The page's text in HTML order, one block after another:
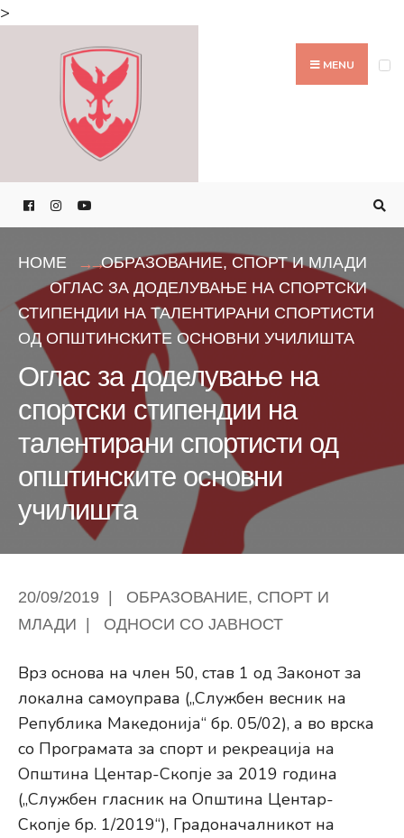
>
MENU
HOME ОБРАЗОВАНИЕ, СПОРТ И МЛАДИ
ОГЛАС ЗА ДОДЕЛУВАЊЕ НА СПОРТСКИ
СТИПЕНДИИ НА ТАЛЕНТИРАНИ СПОРТИСТИ
ОД ОПШТИНСКИТЕ ОСНОВНИ УЧИЛИШТА
Оглас за доделување на
спортски стипендии на
талентирани спортисти од
општинските основни
училишта
20/09/2019 ОБРАЗОВАНИЕ, СПОРТ И
МЛАДИ
ОДНОСИ СО ЈАВНОСТ
Врз основа на член 50, став 1 од Законот за
локална самоуправа („Службен весник на
Република Македонија“ бр. 05/02), а во врска
со Програмата за спорт и рекреација на
Општина Центар-Скопје за 2019 година
(„Службен гласник на Општина Центар-
Скопје бр. 1/2019“), Градоначалникот на